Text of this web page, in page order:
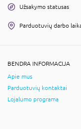
Užsakymo statusas
Parduotuvių darbo
BENDRA INFORMACIJA
Apie mus
Parduotuvių kontaktai
Lojalumo programa